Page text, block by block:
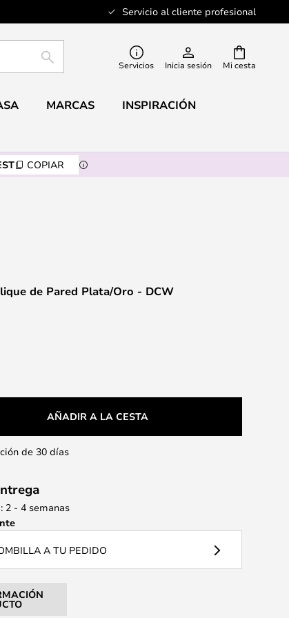
Servicio al cliente profesional
Mi cesta
BUSCAR Servicios Inicia sesión
MARCAS INSPIRACIÓN
COPIAR
de Pared Plata/Oro - DCW
AÑADIR A LA CESTA
de 30 días
2 - 4 semanas
A TU PEDIDO